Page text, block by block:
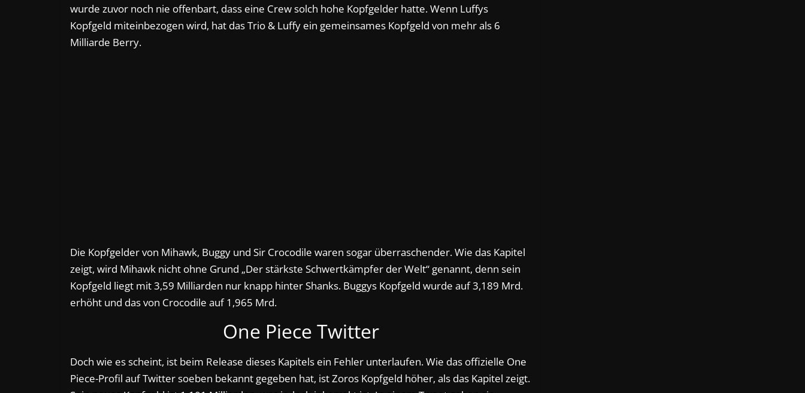
wurde zuvor noch nie offenbart, dass eine Crew solch hohe Kopfgelder hatte. Wenn Luffys
Kopfgeld miteinbezogen wird, hat das Trio & Luffy ein gemeinsames Kopfgeld von mehr als 6
Milliarde Berry.
Die Kopfgelder von Mihawk, Buggy und Sir Crocodile waren sogar überraschender. Wie das Kapitel
zeigt, wird Mihawk nicht ohne Grund „Der stärkste Schwertkämpfer der Welt“ genannt, denn sein
Kopfgeld liegt mit 3,59 Milliarden nur knapp hinter Shanks. Buggys Kopfgeld wurde auf 3,189 Mrd.
erhöht und das von Crocodile auf 1,965 Mrd.
One Piece Twitter
Doch wie es scheint, ist beim Release dieses Kapitels ein Fehler unterlaufen. Wie das offizielle One
Piece-Profil auf Twitter soeben bekannt gegeben hat, ist Zoros Kopfgeld höher, als das Kapitel zeigt.